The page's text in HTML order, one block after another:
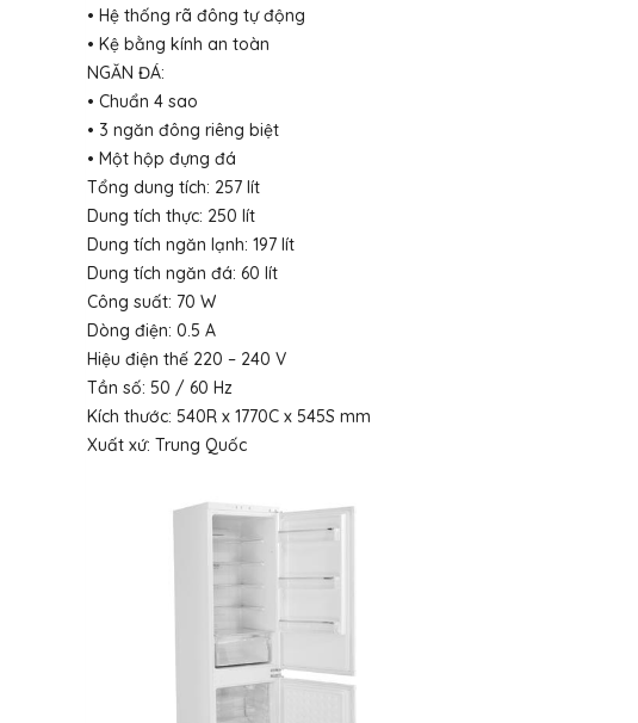
• Hệ thống rã đông tự động
• Kệ bằng kính an toàn
NGĂN ĐÁ:
• Chuẩn 4 sao
• 3 ngăn đông riêng biệt
• Một hộp đựng đá
Tổng dung tích: 257 lít
Dung tích thực: 250 lít
Dung tích ngăn lạnh: 197 lít
Dung tích ngăn đá: 60 lít
Công suất: 70 W
Dòng điện: 0.5 A
Hiệu điện thế 220 – 240 V
Tần số: 50 / 60 Hz
Kích thước: 540R x 1770C x 545S mm
Xuất xứ: Trung Quốc